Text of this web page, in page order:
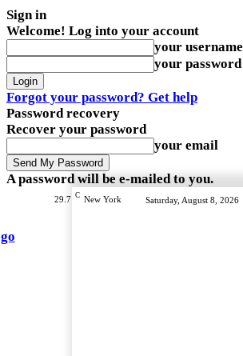
Sign in
Welcome! Log into your account
your username
your password
Forgot your password? Get help
Password recovery
Recover your password
your email
A password will be e-mailed to you.
29.7 C New York Saturday, August 8, 2026